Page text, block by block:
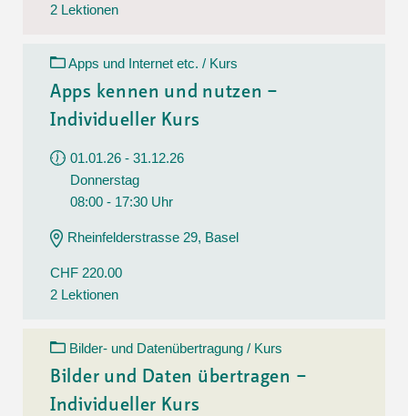
2 Lektionen
Apps und Internet etc. / Kurs
Apps kennen und nutzen –
Individueller Kurs
01.01.26 - 31.12.26
Donnerstag
08:00 - 17:30 Uhr
Rheinfelderstrasse 29, Basel
CHF 220.00
2 Lektionen
Bilder- und Datenübertragung / Kurs
Bilder und Daten übertragen –
Individueller Kurs